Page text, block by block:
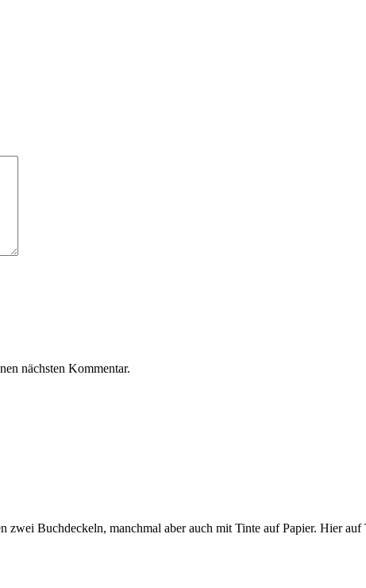
nächsten Kommentar.
zwei Buchdeckeln, manchmal aber auch mit Tinte auf Papier. Hier